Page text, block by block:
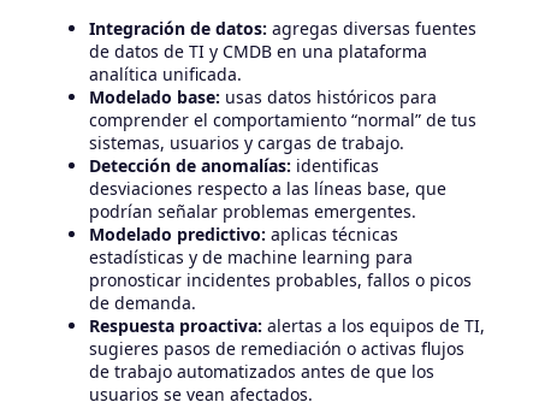
Integración de datos: agregas diversas fuentes
de datos de TI y CMDB en una plataforma
analítica unificada.
Modelado base: usas datos históricos para
comprender el comportamiento “normal” de tus
sistemas, usuarios y cargas de trabajo.
Detección de anomalías: identificas
desviaciones respecto a las líneas base, que
podrían señalar problemas emergentes.
Modelado predictivo: aplicas técnicas
estadísticas y de machine learning para
pronosticar incidentes probables, fallos o picos
de demanda.
Respuesta proactiva: alertas a los equipos de TI,
sugieres pasos de remediación o activas flujos
de trabajo automatizados antes de que los
usuarios se vean afectados.